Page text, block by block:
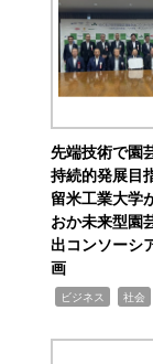
先端技術で園
持続的発展
留米工業大学
おか未来型園
出コンソーシ
画
ビジネス 社会